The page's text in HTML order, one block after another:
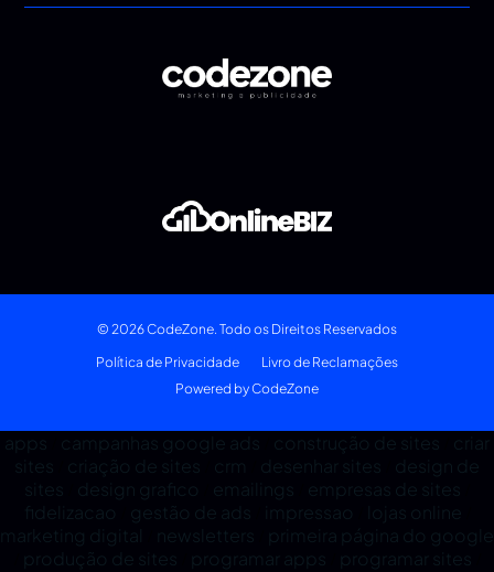
© 2026 CodeZone. Todo os Direitos Reservados
Política de Privacidade
Livro de Reclamações
Powered by CodeZone
apps campanhas google ads construção de sites
criar
sites
criação de sites crm desenhar sites
design de
sites
design grafico emailings empresas de sites
fidelizacao gestão de ads impressao lojas online
marketing digital newsletters primeira página do google
produção de sites programar apps programar sites